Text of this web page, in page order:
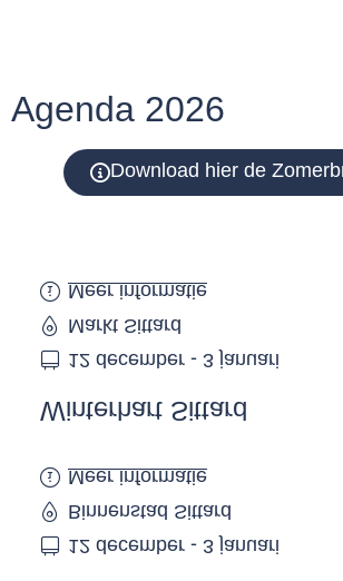
Agenda 2026
Download hier de
12 december - 3 januari
Binnenstad Sittard
Meer informatie
Winterhart Sittard
12 december - 3 januari
Markt Sittard
Meer informatie